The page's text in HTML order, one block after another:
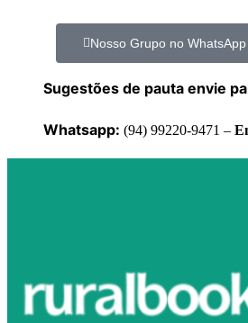
Nosso Grupo no WhatsApp
Sugestões de pauta envie
Whatsapp: (94) 99220-9471 –